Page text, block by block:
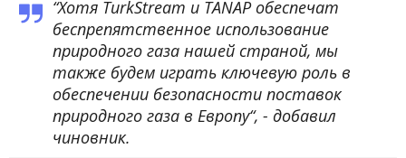
“Хотя TurkStream и TANAP обеспечат
беспрепятственное использование
природного газа нашей страной, мы
также будем играть ключевую роль в
обеспечении безопасности поставок
природного газа в Европу“, - добавил
чиновник.